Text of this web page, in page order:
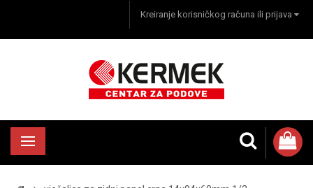
Kreiranje korisničkog računa ili prijava